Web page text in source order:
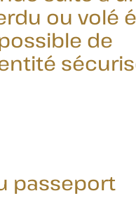
ou volé
de
passeport